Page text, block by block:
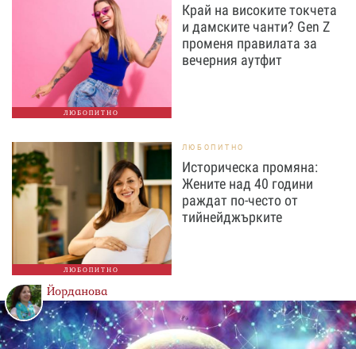
ЛЮБОПИТНО
Край на високите токчета
и дамските чанти? Gen Z
променя правилата за
вечерния аутфит
ЛЮБОПИТНО
ЛЮБОПИТНО
Историческа промяна:
Жените над 40 години
раждат по-често от
тийнейджърките
Йорданова